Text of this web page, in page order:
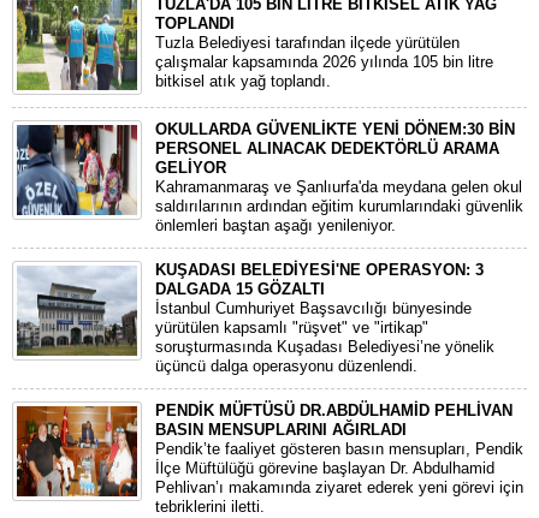
TUZLA'DA 105 BİN LİTRE BİTKİSEL ATIK YAĞ
TOPLANDI
Tuzla Belediyesi tarafından ilçede yürütülen
çalışmalar kapsamında 2026 yılında 105 bin litre
bitkisel atık yağ toplandı.
OKULLARDA GÜVENLİKTE YENİ DÖNEM:30 BİN
PERSONEL ALINACAK DEDEKTÖRLÜ ARAMA
GELİYOR
​Kahramanmaraş ve Şanlıurfa'da meydana gelen okul
saldırılarının ardından eğitim kurumlarındaki güvenlik
önlemleri baştan aşağı yenileniyor.
KUŞADASI BELEDİYESİ'NE OPERASYON: 3
DALGADA 15 GÖZALTI
​İstanbul Cumhuriyet Başsavcılığı bünyesinde
yürütülen kapsamlı "rüşvet" ve "irtikap"
soruşturmasında Kuşadası Belediyesi’ne yönelik
üçüncü dalga operasyonu düzenlendi.
PENDİK MÜFTÜSÜ DR.ABDÜLHAMİD PEHLİVAN
BASIN MENSUPLARINI AĞIRLADI
​Pendik’te faaliyet gösteren basın mensupları, Pendik
İlçe Müftülüğü görevine başlayan Dr. Abdulhamid
Pehlivan’ı makamında ziyaret ederek yeni görevi için
tebriklerini iletti.